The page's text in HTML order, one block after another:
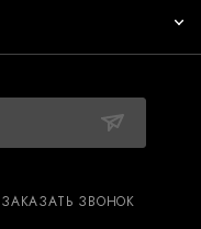
ЗАКАЗАТЬ ЗВОНОК